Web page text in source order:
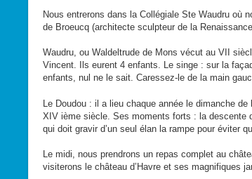
Nous entrerons dans la Collégiale Ste Waudru où
de Broeucq (architecte sculpteur de la
Waudru, ou Waldeltrude de Mons vécut au VII
Vincent. Ils eurent 4 enfants. Le singe : sur la
enfants, nul ne le sait. Caressez-le de la main
Le Doudou : il a lieu chaque année le dimanche
XIV ième siècle. Ses moments forts : la descente
qui doit gravir d’un seul élan la rampe pour éviter
Le midi, nous prendrons un repas complet au
visiterons le château d’Havre et ses magnifiques